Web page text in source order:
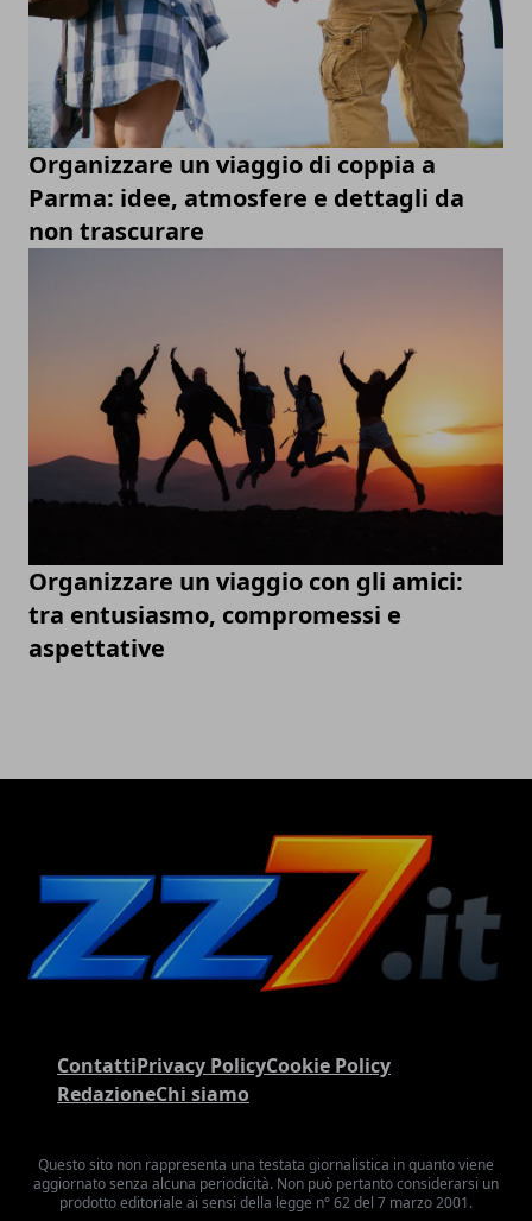
Organizzare un viaggio di coppia a
Parma: idee, atmosfere e dettagli da
non trascurare
Organizzare un viaggio con gli amici:
tra entusiasmo, compromessi e
aspettative
ContattiPrivacy PolicyCookie Policy
RedazioneChi siamo
Questo sito non rappresenta una testata giornalistica in quanto viene
aggiornato senza alcuna periodicità. Non può pertanto considerarsi un
prodotto editoriale ai sensi della legge n° 62 del 7 marzo 2001.